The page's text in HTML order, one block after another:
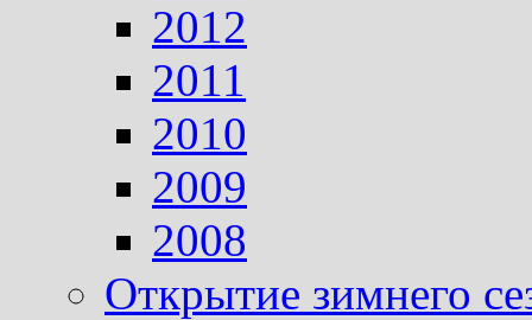
2012
2011
2010
2009
2008
Открытие зимнего